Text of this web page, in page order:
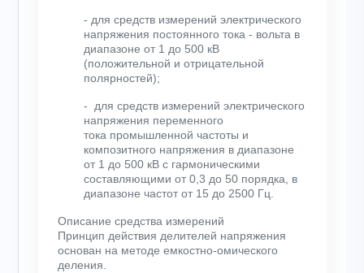
- для средств измерений электрического
напряжения постоянного тока - вольта в
диапазоне от 1 до 500 кВ
(положительной и отрицательной
полярностей);
- для средств измерений электрического
напряжения переменного
тока промышленной частоты и
композитного напряжения в диапазоне
от 1 до 500 кВ с гармоническими
составляющими от 0,3 до 50 порядка, в
диапазоне частот от 15 до 2500 Гц.
Описание средства измерений
Принцип действия делителей напряжения
основан на методе емкостно-омического
деления.